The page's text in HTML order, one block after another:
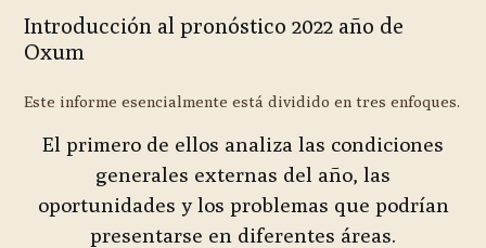
Introducción al pronóstico 2022 año de
Oxum
Este informe esencialmente está dividido en tres enfoques.
El primero de ellos analiza las condiciones
generales externas del año, las
oportunidades y los problemas que podrían
presentarse en diferentes áreas.